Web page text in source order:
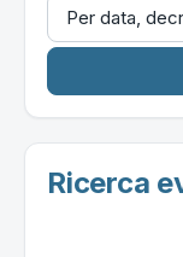
Ricerca